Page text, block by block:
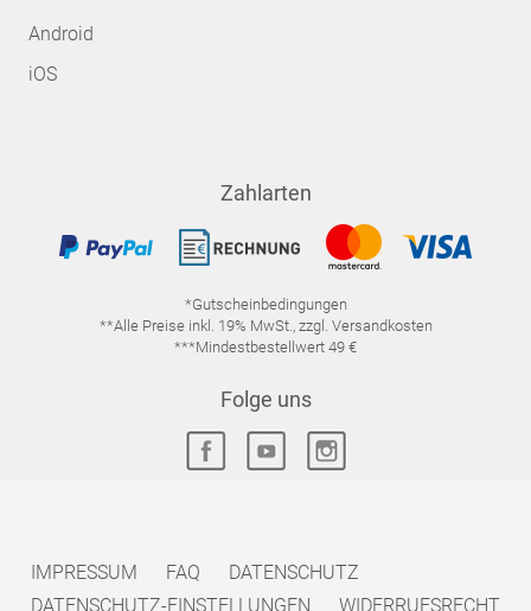
Android
iOS
Zahlarten
*Gutscheinbedingungen
**Alle Preise inkl. 19% MwSt., zzgl. Versandkosten
***Mindestbestellwert 49 €
Folge uns
IMPRESSUM FAQ
DATENSCHUTZ
DATENSCHUTZ-EINSTELLUNGEN
WIDERRUFSRECHT